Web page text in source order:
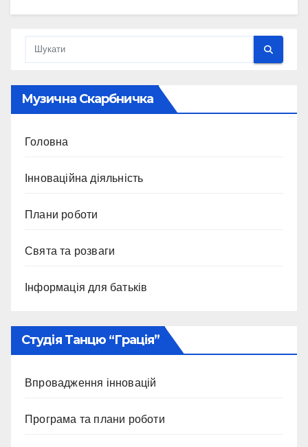
Музична Скарбничка
Головна
Інноваційна діяльність
Плани роботи
Свята та розваги
Інформація для батьків
Студія Танцю “Грація”
Впровадження інновацій
Програма та плани роботи